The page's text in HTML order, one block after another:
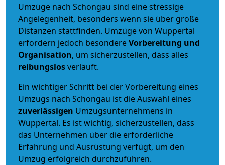
Umzüge nach Schongau sind eine stressige
Angelegenheit, besonders wenn sie über große
Distanzen stattfinden. Umzüge von Wuppertal
erfordern jedoch besondereVorbereitung und
Organisation, um sicherzustellen, dass alles
reibungslosverläuft.
Ein wichtiger Schritt bei der Vorbereitung eines
Umzugs nach Schongau ist die Auswahl eines
zuverlässigen Umzugsunternehmens in
Wuppertal. Es ist wichtig, sicherzustellen, dass
das Unternehmen über die erforderliche
Erfahrung und Ausrüstung verfügt, um den
Umzug erfolgreich durchzuführen.